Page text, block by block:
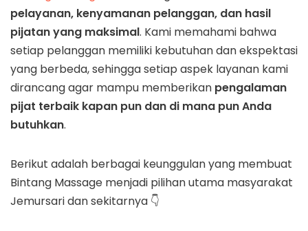
pelayanan, kenyamanan pelanggan, dan hasil
pijatan yang maksimal. Kami memahami bahwa
setiap pelanggan memiliki kebutuhan dan ekspektasi
yang berbeda, sehingga setiap aspek layanan kami
dirancang agar mampu memberikan pengalaman
pijat terbaik kapan pun dan di mana pun Anda
butuhkan.
Berikut adalah berbagai keunggulan yang membuat
Bintang Massage menjadi pilihan utama masyarakat
Jemursari dan sekitarnya 👇